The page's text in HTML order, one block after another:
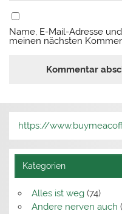
Name, E-Mail-Adresse
meinen nächsten
https://
Kategorien
Alles ist weg(74)
Andere nerven auch